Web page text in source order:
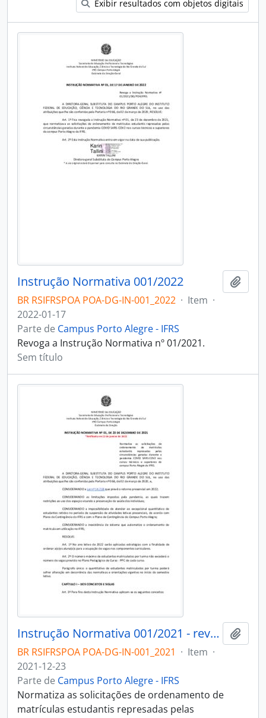
Exibir resultados com objetos digitais
Instrução Normativa 001/2022
BR RSIFRSPOA POA-DG-IN-001_2022 · Item ·
2022-01-17
Parte de Campus Porto Alegre - IFRS
Revoga a Instrução Normativa nº 01/2021.
Sem título
Instrução Normativa 001/2021 - revogado
BR RSIFRSPOA POA-DG-IN-001_2021 · Item ·
2021-12-23
Parte de Campus Porto Alegre - IFRS
Normatiza as solicitações de ordenamento de
matrículas estudantis represadas pelas